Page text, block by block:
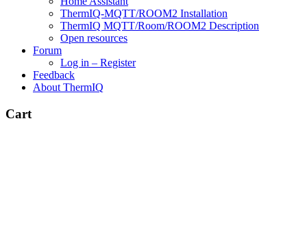
ThermIQ-MQTT/ROOM2 Installation
ThermIQ MQTT/Room/ROOM2 Description
Open resources
Forum
Log in – Register
Feedback
About ThermIQ
Cart